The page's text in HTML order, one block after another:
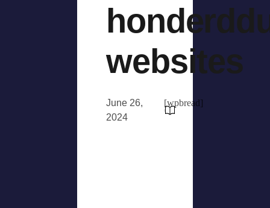
websites
June 26,
2024
[wpbread]